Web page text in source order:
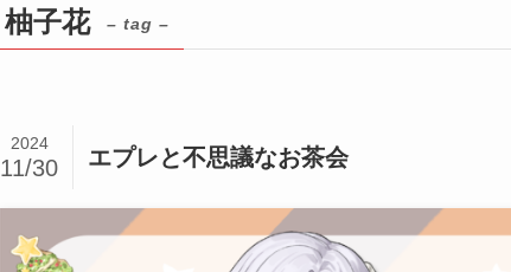
柚子花 – tag –
エプレと不思議なお茶会
2024
11/30